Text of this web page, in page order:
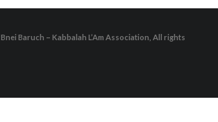
Bnei Baruch – Kabbalah L’Am Association, All rights